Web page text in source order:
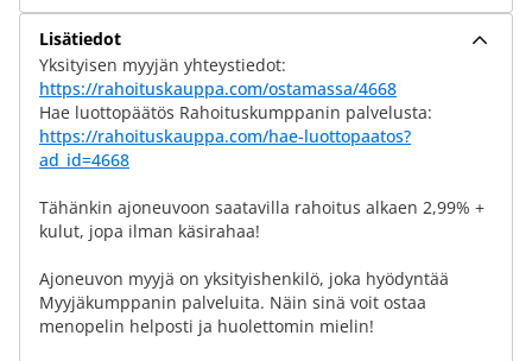
Lisätiedot
Yksityisen myyjän yhteystiedot:
https://rahoituskauppa.com/ostamassa/4668
Hae luottopäätös Rahoituskumppanin palvelusta:
https://rahoituskauppa.com/hae-luottopaatos?
ad_id=4668
Tähänkin ajoneuvoon saatavilla rahoitus alkaen 2,99% +
kulut, jopa ilman käsirahaa!
Ajoneuvon myyjä on yksityishenkilö, joka hyödyntää
Myyjäkumppanin palveluita. Näin sinä voit ostaa
menopelin helposti ja huolettomin mielin!